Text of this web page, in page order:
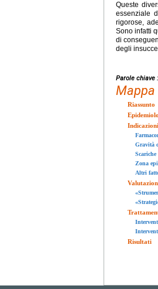
Queste
essenziale
rigorose,
Sono infatti
di
degli
Parole chiave :
Mappa
Riassunto
Indicazioni
Gravità
Zona
Altri
Risultati